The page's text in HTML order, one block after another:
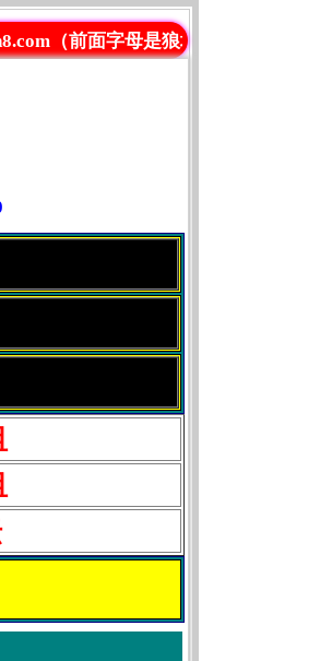
字母是狼坛拼音）管理QQ: 954223820